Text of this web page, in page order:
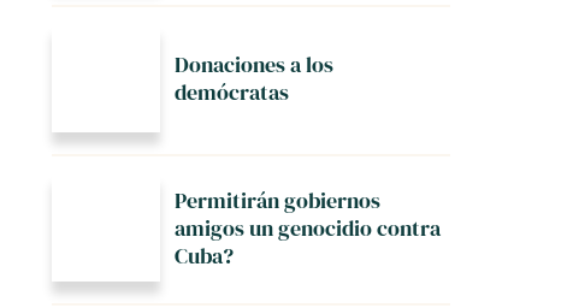
Donaciones a los
demócratas
Permitirán gobiernos
amigos un genocidio contra
Cuba?